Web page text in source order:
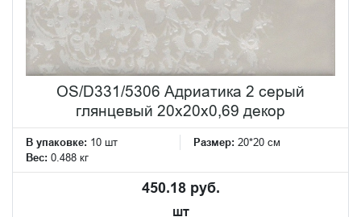
OS/D331/5306 Адриатика 2 серый
глянцевый 20x20x0,69 декор
В упаковке: 10 шт Размер: 20*20 см
Вес: 0.488 кг
450.18 руб.
шт